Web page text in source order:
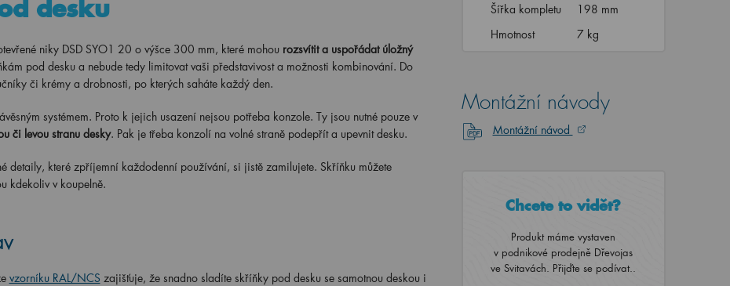
desku
niky DSD SYO1 20 o výšce 300 mm, které mohou rozsvítit a uspořádat úložný
pod desku a nebude tedy limitovat vaši představivost a možnosti kombinování. Do
či krémy a drobnosti, po kterých saháte každý den.
systémem. Proto k jejich usazení nejsou potřeba konzole. Ty jsou nutné pouze v
či levou stranu desky. Pak je třeba konzolí na volné straně podepřít a upevnit desku.
detaily, které zpříjemní každodenní používání, si jistě zamilujete. Skříňku můžete
kdekoliv v koupelně.
vzorníku RAL/NCS zajišťuje, že snadno sladíte skříňky pod desku se samotnou deskou i
Šířka kompletu
198 mm
Hmotnost
7 kg
Montážní návody
Montážní návod
Chcete to vidět?
Produkt máme vystaven
v podnikové prodejně Dřevojas
ve Svitavách. Přijďte se podívat..